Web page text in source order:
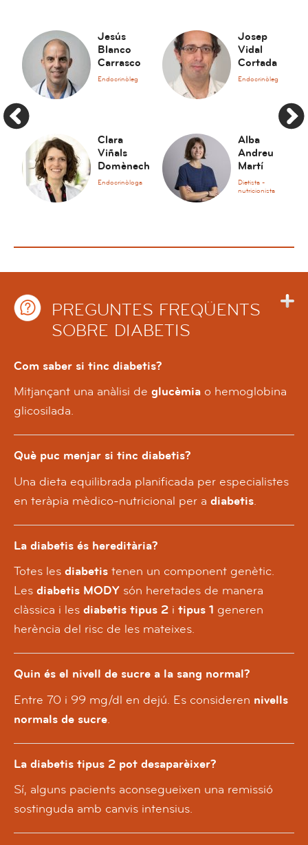
Jesús
Blanco
Carrasco
Endocrinòleg
Clara
Viñals
Domènech
Endocrinòloga
Josep
Vidal
Cortada
Endocrinòleg
Alba
Andreu
Martí
Dietista -
nutricionista
PREGUNTES FREQÜENTS
SOBRE DIABETIS
Com saber si tinc diabetis?
Mitjançant una anàlisi de glucèmia o hemoglobina
glicosilada.
Què puc menjar si tinc diabetis?
Una dieta equilibrada planificada per especialistes
en teràpia mèdico-nutricional per a diabetis.
La diabetis és hereditària?
Totes les diabetis tenen un component genètic.
Les diabetis MODY són heretades de manera
clàssica i les diabetis tipus 2 i tipus 1 generen
herència del risc de les mateixes.
Quin és el nivell de sucre a la sang normal?
Entre 70 i 99 mg/dl en dejú. Es consideren nivells
normals de sucre.
La diabetis tipus 2 pot desaparèixer?
Sí, alguns pacients aconsegueixen una remissió
sostinguda amb canvis intensius.